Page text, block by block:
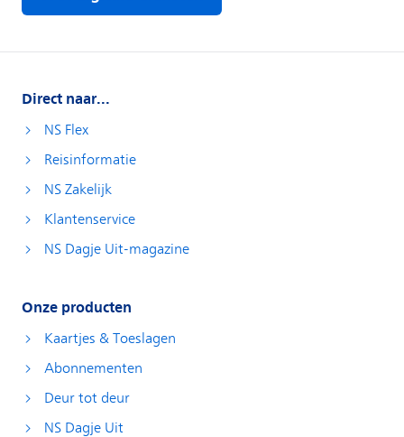
Direct naar...
NS Flex
Reisinformatie
NS Zakelijk
Klantenservice
NS Dagje Uit-magazine
Onze producten
Kaartjes & Toeslagen
Abonnementen
Deur tot deur
NS Dagje Uit